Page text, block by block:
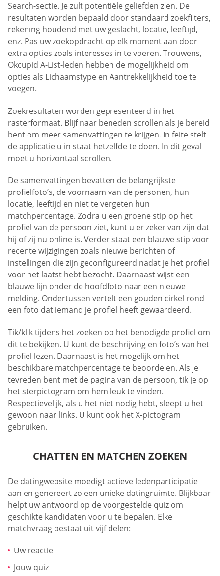
Search-sectie. Je zult potentiële geliefden zien. De
resultaten worden bepaald door standaard zoekfilters,
rekening houdend met uw geslacht, locatie, leeftijd,
enz. Pas uw zoekopdracht op elk moment aan door
extra opties zoals interesses in te voeren. Trouwens,
Okcupid A-List-leden hebben de mogelijkheid om
opties als Lichaamstype en Aantrekkelijkheid toe te
voegen.
Zoekresultaten worden gepresenteerd in het
rasterformaat. Blijf naar beneden scrollen als je bereid
bent om meer samenvattingen te krijgen. In feite stelt
de applicatie u in staat hetzelfde te doen. In dit geval
moet u horizontaal scrollen.
De samenvattingen bevatten de belangrijkste
profielfoto’s, de voornaam van de personen, hun
locatie, leeftijd en niet te vergeten hun
matchpercentage. Zodra u een groene stip op het
profiel van de persoon ziet, kunt u er zeker van zijn dat
hij of zij nu online is. Verder staat een blauwe stip voor
recente wijzigingen zoals nieuwe berichten of
instellingen die zijn geconfigureerd nadat je het profiel
voor het laatst hebt bezocht. Daarnaast wijst een
blauwe lijn onder de hoofdfoto naar een nieuwe
melding. Ondertussen vertelt een gouden cirkel rond
een foto dat iemand je profiel heeft gewaardeerd.
Tik/klik tijdens het zoeken op het benodigde profiel om
dit te bekijken. U kunt de beschrijving en foto’s van het
profiel lezen. Daarnaast is het mogelijk om het
beschikbare matchpercentage te beoordelen. Als je
tevreden bent met de pagina van de persoon, tik je op
het sterpictogram om hem leuk te vinden.
Respectievelijk, als u het niet nodig hebt, sleept u het
gewoon naar links. U kunt ook het X-pictogram
gebruiken.
CHATTEN EN MATCHEN ZOEKEN
De datingwebsite moedigt actieve ledenparticipatie
aan en genereert zo een unieke datingruimte. Blijkbaar
helpt uw antwoord op de voorgestelde quiz om
geschikte kandidaten voor u te bepalen. Elke
matchvraag bestaat uit vijf delen:
Uw reactie
Jouw quiz